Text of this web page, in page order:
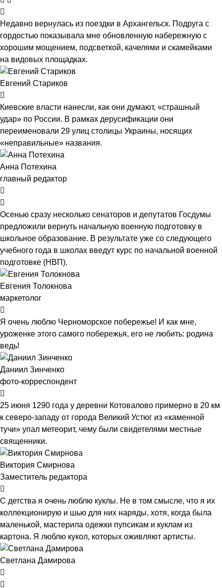
Недавно вернулась из поездки в Архангельск. Подруга с
гордостью показывала мне обновленную набережную с
хорошим мощением, подсветкой, качелями и скамейками
на видовых площадках.
Евгений Стариков
Киевские власти нанесли, как они думают, «страшный
удар» по России. В рамках дерусификации они
переименовали 29 улиц столицы Украины, носящих
«неправильные» названия.
Анна Потехина
главный редактор
Осенью сразу несколько сенаторов и депутатов Госдумы
предложили вернуть начальную военную подготовку в
школьное образование. В результате уже со следующего
учебного года в школах введут курс по начальной военной
подготовке (НВП).
Евгения Толокнова
маркетолог
Я очень люблю Черноморское побережье! И как мне,
уроженке этого самого побережья, его не любить: родина
ведь!
Даниил Зинченко
фото-корреспондент
25 июня 1290 года у деревни Котовалово примерно в 20 км
к северо-западу от города Великий Устюг из «каменной
тучи» упал метеорит, чему были свидетелями местные
священники.
Виктория Смирнова
Заместитель редактора
С детства я очень люблю куклы. Не в том смысле, что я их
коллекционирую и шью для них наряды, хотя, когда была
маленькой, мастерила одежки пупсикам и куклам из
картона. Я люблю кукол, которых оживляют артисты.
Светлана Дамирова